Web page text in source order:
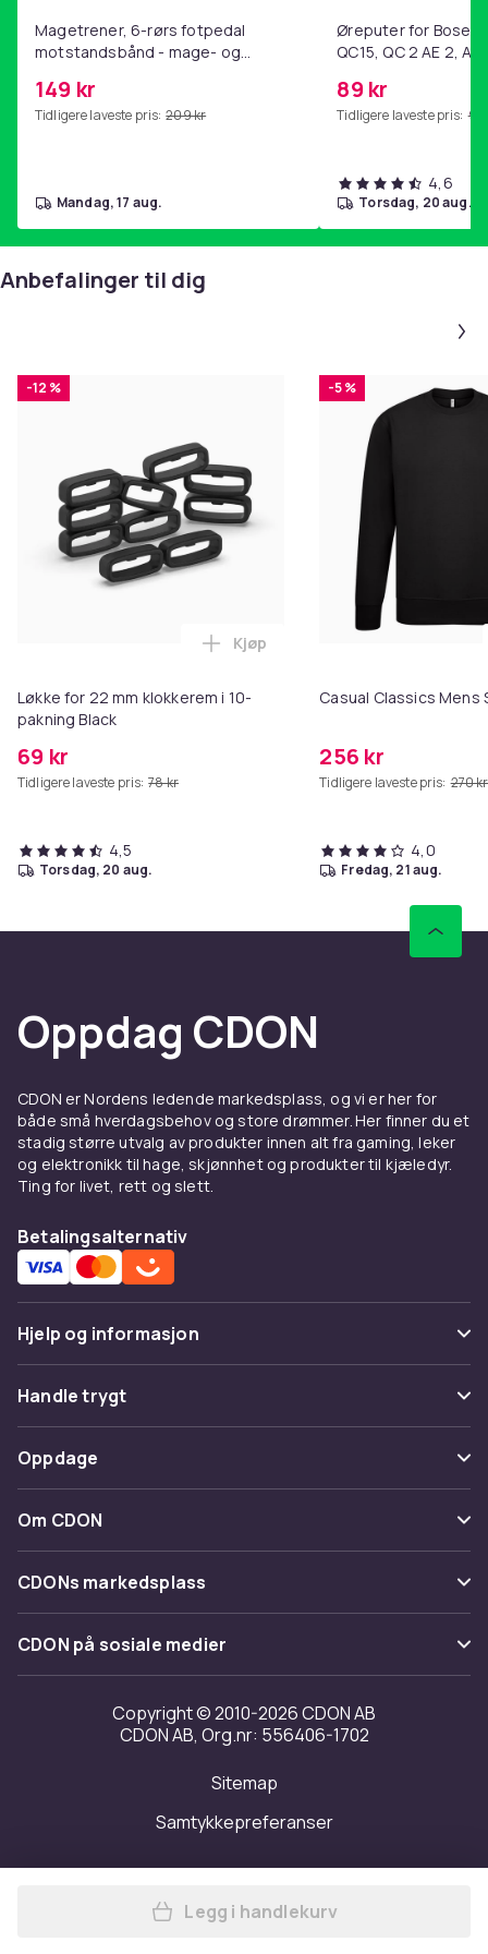
Magetrener, 6-rørs fotpedal
motstandsbånd - mage- og
hjemmegymnastikk Purple
149 kr
Tidligere laveste pris: 209 kr
mandag, 17 aug.
Øreputer for Bose
QC15, QC 2 AE 2, AE
89 kr
Tidligere laveste pris: 99
4,6
torsdag, 20 aug.
Anbefalinger til dig
-12 %
Løkke for 22 mm klokkerem i 10-
pakning Black
69 kr
Tidligere laveste pris: 78 kr
Legg Løkke for 22 mm
Kjøp
4,5
torsdag, 20 aug.
-5 %
Casual Classics Mens
256 kr
Tidligere laveste pris: 270 kr
4,0
fredag, 21 aug.
Oppdag CDON
CDON er Nordens ledende markedsplass, og vi er her for
både små hverdagsbehov og store drømmer. Her finner du et
stadig større utvalg av produkter innen alt fra gaming, leker
og elektronikk til hage, skjønnhet og produkter til kjæledyr.
Ting for livet, rett og slett.
Betalingsalternativ
Hjelp og informasjon
Vanlige spørsmål
Spor pakke
Angre & returner her
Kontakt oss
Handle trygt
Betaling
Levering
Tilbakekallinger
Oppdage
Kategorier
Varemerker
Om CDON
Om oss
Kundeanmeldelser
Jobbe på CDON
Investor relations
Tilgjengelighet
CDONs markedsplass
Merchant Help Center
CDON på sosiale medier
Copyright © 2010-2026 CDON AB
CDON AB, Org.nr: 556406-1702
Sitemap
Samtykkepreferanser
Legg Mountain
Legg i handlekurv